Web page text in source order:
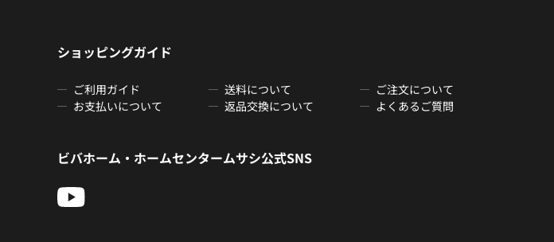
ショッピングガイド
ご利用ガイド 送料について
ご注文について
お支払いについて
返品交換について よくあるご質問
ビバホーム・ホームセンタームサシ公式SNS